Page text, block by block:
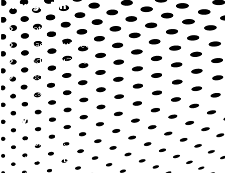
Navegación
Nosotros
Jornada SaluDirecta
Mundo SaluDirecta
Aliados
Contacto
Servicios
SaluDirecta Citas
SaluDirecta Lab